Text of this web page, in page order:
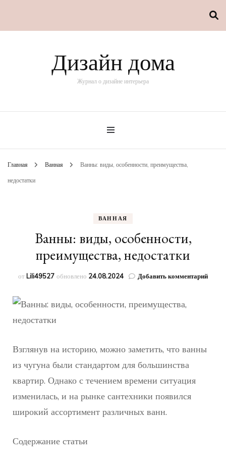
Дизайн дома
Журнал о дизайне интерьера
Главная Ванная Ванны: виды, особенности, преимущества,
недостатки
ВАННАЯ
Ванны: виды, особенности,
преимущества, недостатки
от Lili49527 обновлено 24.08.2024 Добавить комментарийк
Взглянув на историю, можно заметить, что ванны
из чугуна были стандартом для большинства
квартир. Однако с течением времени ситуация
изменилась, и на рынке сантехники появился
широкий ассортимент различных ванн.
Содержание статьи